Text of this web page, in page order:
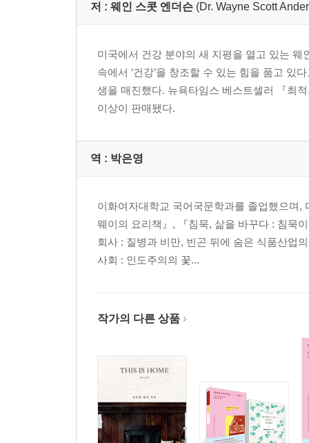
저 : 웨인 스콧 엔더슨 (Dr. Wayne Scott
미국에서 건강 분야의 새 지평을 열고 있는
속에서 ‘건강’을 창조할 수 있는 힘을 품고 있
생을 매진했다. 뉴욕타임스 베스트셀러 『최
이상이 판매됐다.
역 : 박은영
이화여자대학교 국어국문학과를 졸업했으며
웨이의 요리책』, 『침묵, 삶을 바꾸다 : 침묵
회사 : 질병과 비만, 빈곤 뒤에 숨은 식품산업
사회 : 인도주의의 꽃...
작가의 다른 상품